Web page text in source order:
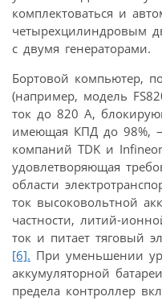
комплектоваться и
четырехцилиндровым
с двумя генераторами.
Бортовой компьютер,
(например, модель
ток до 820 А,
имеющая КПД до 98%, —
компаний TDK и
удовлетворяющая
области
ток высоковольтной
частности, литий-
ток и питает тяговый
[6]. При уменьшении
аккумуляторной
предела контроллер